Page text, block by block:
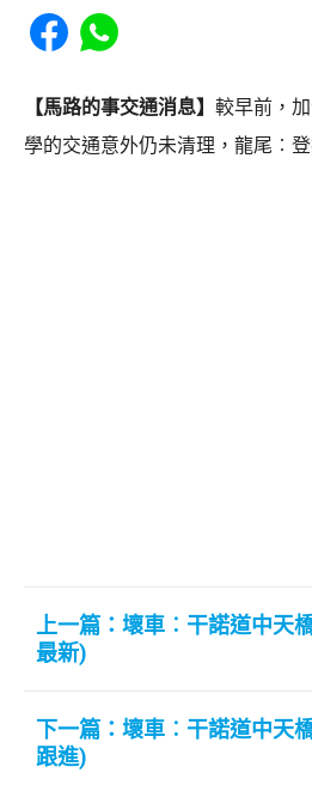
Share to Facebook
Share to WhatsApp
【馬路的事交通消息】 較早前，
學的交通意外仍未清理，龍尾︰登
上一篇：壞車︰干諾道中天
最新)
下一篇：壞車︰干諾道中天
跟進)